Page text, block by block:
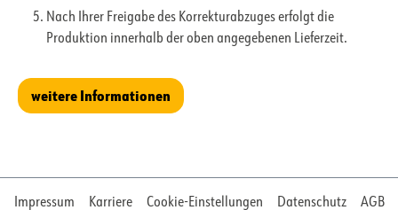
Nach Ihrer Freigabe des Korrekturabzuges erfolgt die
Produktion innerhalb der oben angegebenen Lieferzeit.
weitere Informationen
Impressum Karriere Cookie-Einstellungen Datenschutz AGB